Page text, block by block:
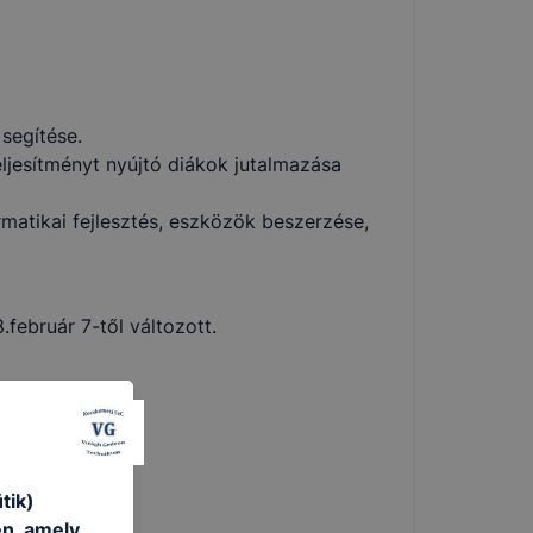
nyújtó diákok jutalmazása
fejlesztés, eszközök beszerzése,
7-től változott.